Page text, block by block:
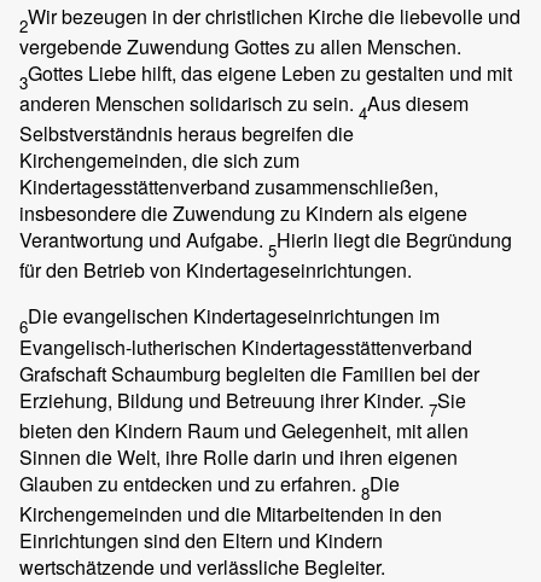
2Wir bezeugen in der christlichen Kirche die liebevolle und
vergebende Zuwendung Gottes zu allen Menschen.
3Gottes Liebe hilft, das eigene Leben zu gestalten und mit
anderen Menschen solidarisch zu sein. 4Aus diesem
Selbstverständnis heraus begreifen die
Kirchengemeinden, die sich zum
Kindertagesstättenverband zusammenschließen,
insbesondere die Zuwendung zu Kindern als eigene
Verantwortung und Aufgabe. 5Hierin liegt die Begründung
für den Betrieb von Kindertageseinrichtungen.
6Die evangelischen Kindertageseinrichtungen im
Evangelisch-lutherischen Kindertagesstättenverband
Grafschaft Schaumburg begleiten die Familien bei der
Erziehung, Bildung und Betreuung ihrer Kinder. 7Sie
bieten den Kindern Raum und Gelegenheit, mit allen
Sinnen die Welt, ihre Rolle darin und ihren eigenen
Glauben zu entdecken und zu erfahren. 8Die
Kirchengemeinden und die Mitarbeitenden in den
Einrichtungen sind den Eltern und Kindern
wertschätzende und verlässliche Begleiter.